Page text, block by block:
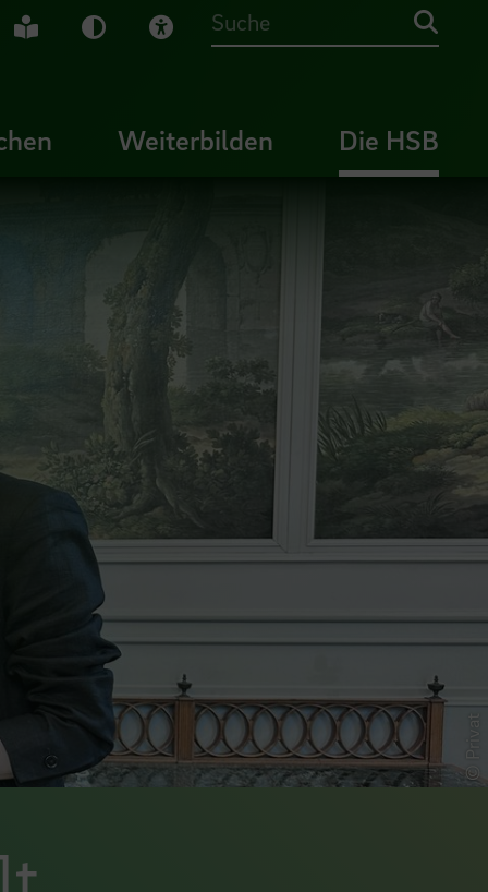
Gebärdensprache
Leichte Sprache
Dunkel-Modus
Visuelle Hilfe
Suche
Weiterbilden Die HSB
© Privat